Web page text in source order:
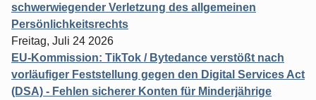
schwerwiegender Verletzung des allgemeinen
Persönlichkeitsrechts
Freitag, Juli 24 2026
EU-Kommission: TikTok / Bytedance verstößt nach
vorläufiger Feststellung gegen den Digital Services Act
(DSA) - Fehlen sicherer Konten für Minderjährige